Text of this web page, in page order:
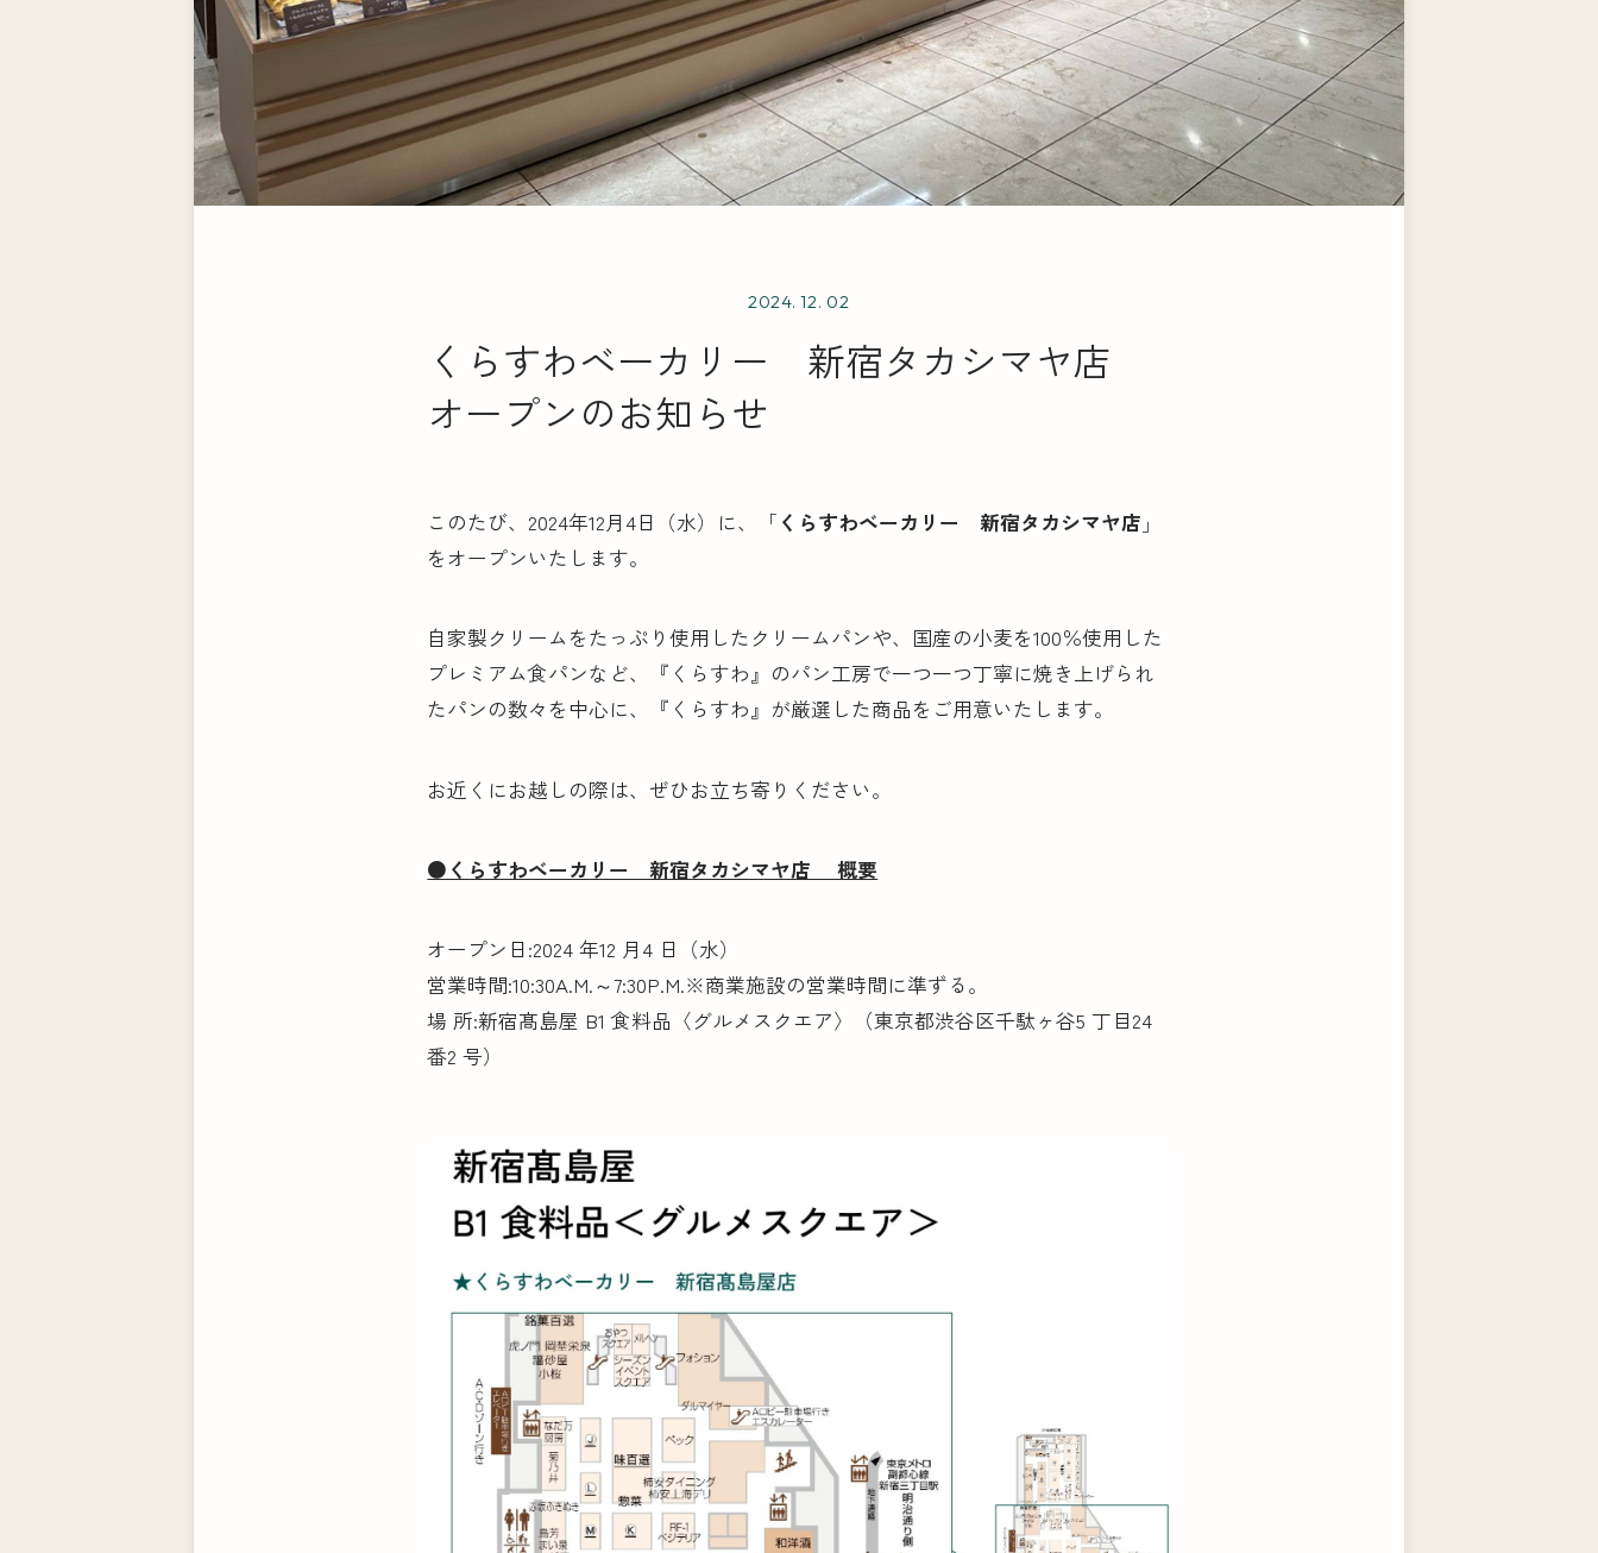
お知らせ
店舗一覧
2024. 12. 02
くらすわベーカリー 新宿タカシマヤ店
オープンのお知らせ
このたび、2024年12月4日（水）に、「 くらすわベーカリー 新宿タカシマヤ店 」
をオープンいたします。
自家製クリームをたっぷり使用したクリームパンや、国産の小麦を100％使用した
プレミアム食パンなど、『くらすわ』のパン工房で一つ一つ丁寧に焼き上げられ
たパンの数々を中心に、『くらすわ』が厳選した商品をご用意いたします。
お近くにお越しの際は、ぜひお立ち寄りください。
●くらすわベーカリー 新宿タカシマヤ店 概要
オープン日:2024 年12 月4 日（水）
営業時間:10:30A.M.～7:30P.M.※商業施設の営業時間に準ずる。
場 所:新宿髙島屋 B1 食料品〈グルメスクエア〉（東京都渋谷区千駄ヶ谷5 丁目24
番2 号）